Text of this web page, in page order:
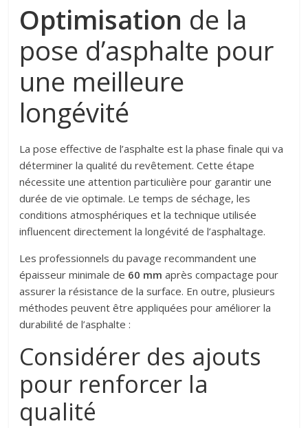
Optimisation de la
pose d’asphalte pour
une meilleure
longévité
La pose effective de l’asphalte est la phase finale qui va
déterminer la qualité du revêtement. Cette étape
nécessite une attention particulière pour garantir une
durée de vie optimale. Le temps de séchage, les
conditions atmosphériques et la technique utilisée
influencent directement la longévité de l’asphaltage.
Les professionnels du pavage recommandent une
épaisseur minimale de 60 mm après compactage pour
assurer la résistance de la surface. En outre, plusieurs
méthodes peuvent être appliquées pour améliorer la
durabilité de l’asphalte :
Considérer des ajouts
pour renforcer la
qualité